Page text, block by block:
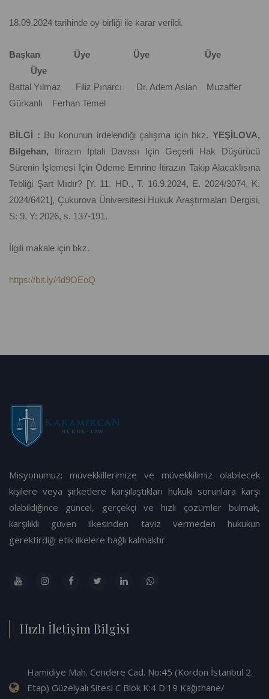
18.09.2024 tarihinde oy birliği ile karar verildi.
Başkan Üye Üye Üye
Üye
Battal Yılmaz Filiz Pınarcı Dr. Adem Aslan Muzaffer
Gürkanlı Ferhan Temel
BİLGİ : Bu konunun irdelendiği çalışma için bkz. YEŞİLOVA,
Bilgehan, İtirazın İptali Davası İçin Geçerli Hak Düşürücü
Sürenin İşlemesi İçin Ödeme Emrine İtirazın Takip Alacaklısına
Tebliği Şart Mıdır? [Y. 11. HD., T. 16.9.2024, E. 2024/3074, K.
2024/6421], Çukurova Üniversitesi Hukuk Araştırmaları Dergisi,
S: 9, Y: 2026, s. 137-191.
İlgili makale için bkz.
https://bit.ly/4d9OEoQ
Misyonumuz; müvekkillerimize ve müvekkilimiz olabilecek
kişilere veya şirketlere karşılaştıkları hukuki sorunlara karşı
olabildiğince güncel, gerçekçi ve hızlı çözümler bulmak,
karşılıklı güven ilkesinden taviz vermeden hukukun
gerektirdiği etik ilkelere bağlı kalmaktır.
Hızlı İletişim Bilgisi
Hamidiye Mah. Cendere Cad. No:45 (Kordon İstanbul 2.
Etap) Güzelyalı Sitesi C Blok K:4 D:19 Kağıthane/